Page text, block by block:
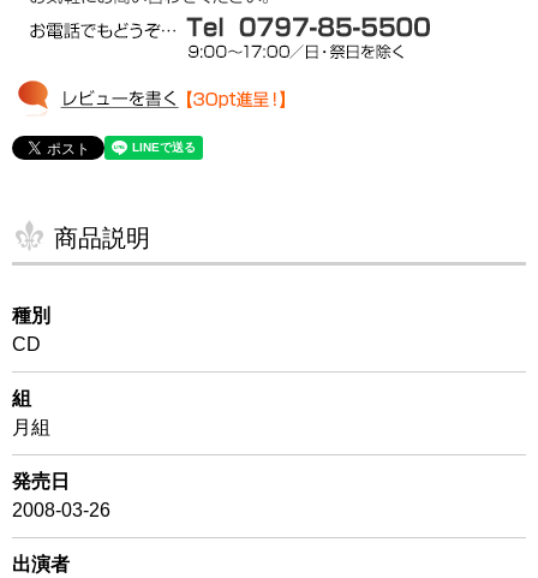
商品説明
種別
CD
組
月組
発売日
2008-03-26
出演者